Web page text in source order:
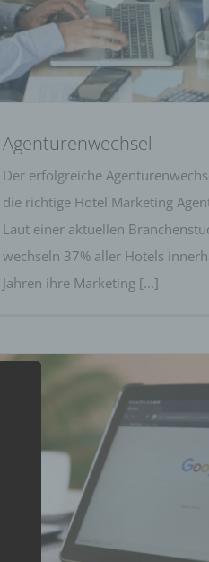
Agenturenwechsel
Der erfolgreiche
die richtige Hotel Marketing
Laut einer aktuellen
wechseln 37% aller Hotels
Jahren ihre Marketing [...]
Google
SEO richtig nutzen